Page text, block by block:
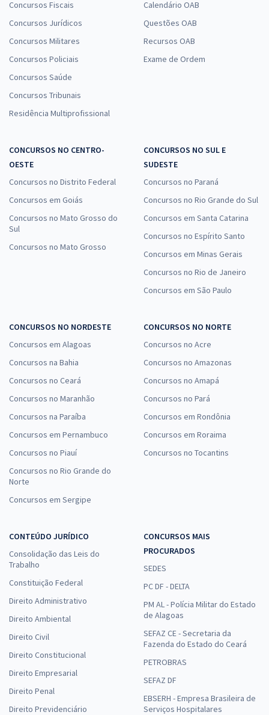
Concursos Fiscais
Concursos Jurídicos
Concursos Militares
Concursos Policiais
Concursos Saúde
Concursos Tribunais
Residência Multiprofissional
Calendário OAB
Questões OAB
Recursos OAB
Exame de Ordem
CONCURSOS NO CENTRO-
OESTE
Concursos no Distrito Federal
Concursos em Goiás
Concursos no Mato Grosso do
Sul
Concursos no Mato Grosso
CONCURSOS NO SUL E
SUDESTE
Concursos no Paraná
Concursos no Rio Grande do Sul
Concursos em Santa Catarina
Concursos no Espírito Santo
Concursos em Minas Gerais
Concursos no Rio de Janeiro
Concursos em São Paulo
CONCURSOS NO NORDESTE
Concursos em Alagoas
Concursos na Bahia
Concursos no Ceará
Concursos no Maranhão
Concursos na Paraíba
Concursos em Pernambuco
Concursos no Piauí
Concursos no Rio Grande do
Norte
Concursos em Sergipe
CONCURSOS NO NORTE
Concursos no Acre
Concursos no Amazonas
Concursos no Amapá
Concursos no Pará
Concursos em Rondônia
Concursos em Roraima
Concursos no Tocantins
CONTEÚDO JURÍDICO
Consolidação das Leis do
Trabalho
Constituição Federal
Direito Administrativo
Direito Ambiental
Direito Civil
Direito Constitucional
Direito Empresarial
Direito Penal
Direito Previdenciário
CONCURSOS MAIS
PROCURADOS
SEDES
PC DF - DELTA
PM AL - Polícia Militar do Estado
de Alagoas
SEFAZ CE - Secretaria da
Fazenda do Estado do Ceará
PETROBRAS
SEFAZ DF
EBSERH - Empresa Brasileira de
Serviços Hospitalares